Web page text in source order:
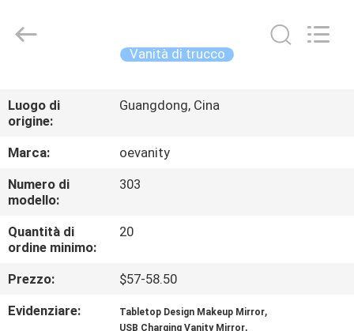
PRODOTTI
VIDEO
MOSTRA
CHI
Furniture
Vanità di trucco
Luogo di
origine:
Guangdong, Cina
Marca:
oevanity
Numero di
modello:
303
Quantità di
ordine minimo:
20
Prezzo:
$57-58.50
Evidenziare:
Tabletop Design Makeup Mirror,
USB Charging Vanity Mirror,